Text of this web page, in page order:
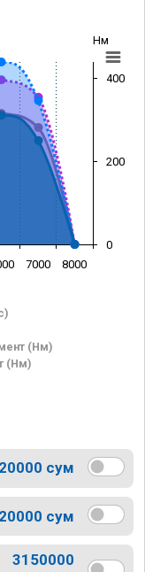
Нм
(Нм)
(Нм)
7000 8000
0
200
400
сум
сум
3150000